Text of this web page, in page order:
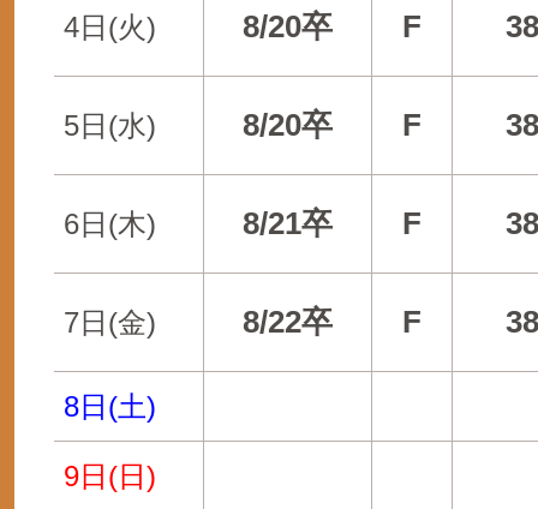
4日(火) 8/20卒 F
5日(水) 8/20卒 F
6日(木) 8/21卒 F
7日(金) 8/22卒 F
8日(土)
9日(日)